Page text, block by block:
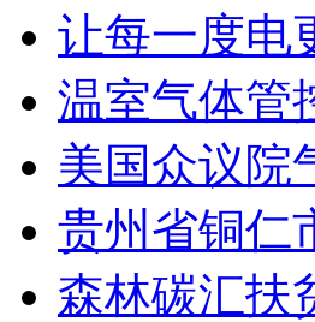
让每一度电
温室气体管
美国众议院
贵州省铜仁
森林碳汇扶